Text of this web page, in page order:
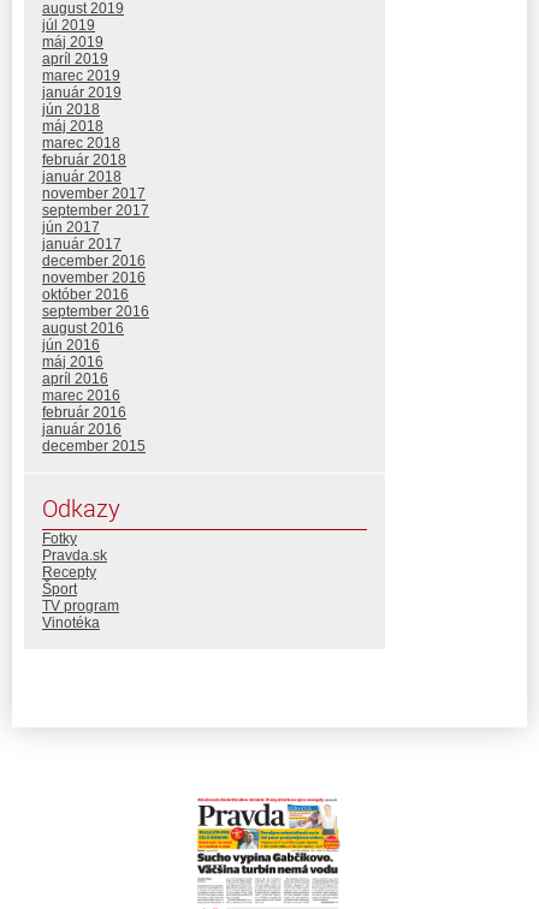
august 2019
júl 2019
máj 2019
apríl 2019
marec 2019
január 2019
jún 2018
máj 2018
marec 2018
február 2018
január 2018
november 2017
september 2017
jún 2017
január 2017
december 2016
november 2016
október 2016
september 2016
august 2016
jún 2016
máj 2016
apríl 2016
marec 2016
február 2016
január 2016
december 2015
Odkazy
Fotky
Pravda.sk
Recepty
Šport
TV program
Vinotéka